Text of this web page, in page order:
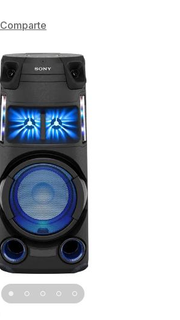
Comparte